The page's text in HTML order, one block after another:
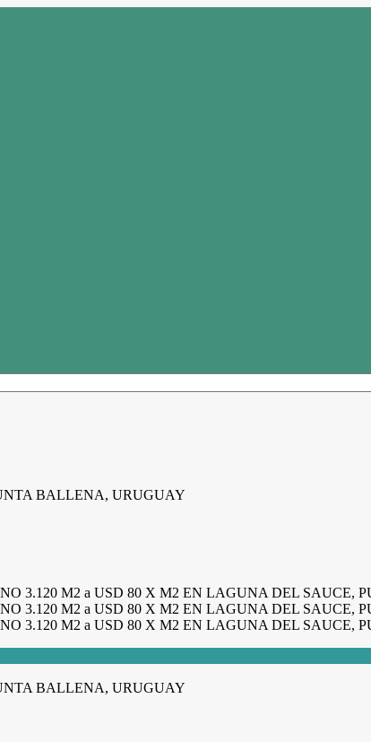
BALLENA, URUGUAY
BALLENA, URUGUAY